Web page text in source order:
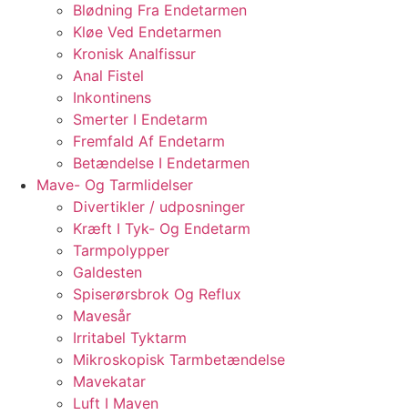
Blødning Fra Endetarmen
Kløe Ved Endetarmen
Kronisk Analfissur
Anal Fistel
Inkontinens
Smerter I Endetarm
Fremfald Af Endetarm
Betændelse I Endetarmen
Mave- Og Tarmlidelser
Divertikler / udposninger
Kræft I Tyk- Og Endetarm
Tarmpolypper
Galdesten
Spiserørsbrok Og Reflux
Mavesår
Irritabel Tyktarm
Mikroskopisk Tarmbetændelse
Mavekatar
Luft I Maven